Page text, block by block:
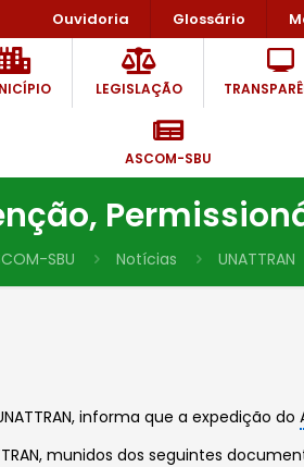
Ouvidoria Glossário
LEGISLAÇÃO
ASCOM-SBU
SBU Notícias UNATTRAN
informa que a expedição do
munidos dos seguintes